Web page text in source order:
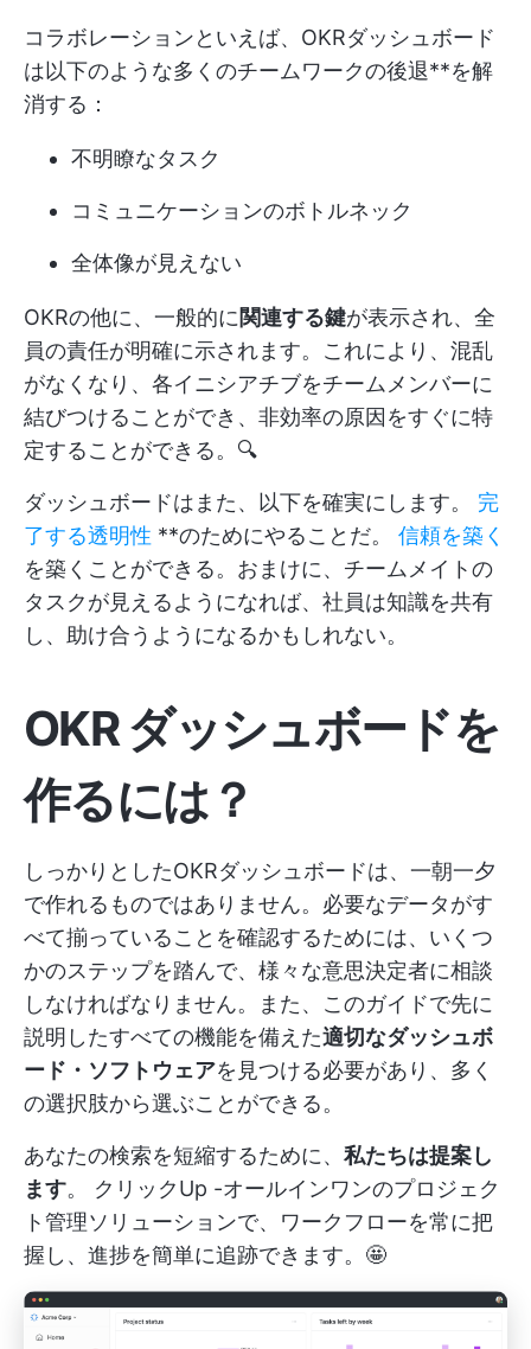
コラボレーションといえば、OKRダッシュボード
は以下のような多くのチームワークの後退**を解
消する：
不明瞭なタスク
コミュニケーションのボトルネック
全体像が見えない
OKRの他に、一般的に関連する鍵が表示され、全
員の責任が明確に示されます。これにより、混乱
がなくなり、各イニシアチブをチームメンバーに
結びつけることができ、非効率の原因をすぐに特
定することができる。🔍
ダッシュボードはまた、以下を確実にします。 完
了する透明性 **のためにやることだ。 信頼を築く
を築くことができる。おまけに、チームメイトの
タスクが見えるようになれば、社員は知識を共有
し、助け合うようになるかもしれない。
OKR ダッシュボードを
作るには？
しっかりとしたOKRダッシュボードは、一朝一夕
で作れるものではありません。必要なデータがす
べて揃っていることを確認するためには、いくつ
かのステップを踏んで、様々な意思決定者に相談
しなければなりません。また、このガイドで先に
説明したすべての機能を備えた適切なダッシュボ
ード・ソフトウェアを見つける必要があり、多く
の選択肢から選ぶことができる。
あなたの検索を短縮するために、 私たちは提案し
ます。 クリックUp -オールインワンのプロジェク
ト管理ソリューションで、ワークフローを常に把
握し、進捗を簡単に追跡できます。🤩